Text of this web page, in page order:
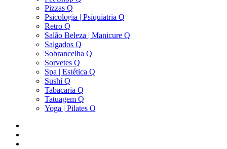
Pizzas Q
Psicologia | Psiquiatria Q
Retro Q
Salão Beleza | Manicure Q
Salgados Q
Sobrancelha Q
Sorvetes Q
Spa | Estética Q
Sushi Q
Tabacaria Q
Tatuagem Q
Yoga | Pilates Q